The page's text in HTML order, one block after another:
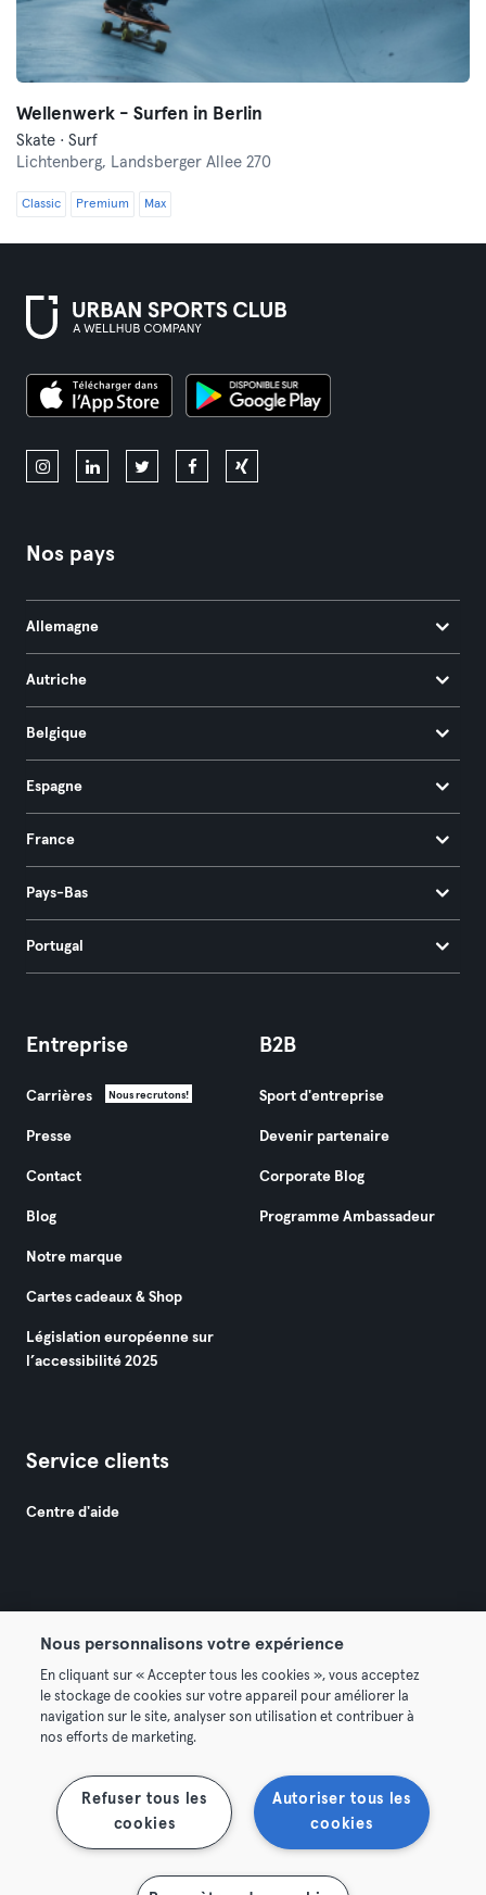
Wellenwerk - Surfen in Berlin
Skate · Surf
Lichtenberg, Landsberger Allee 270
Classic Premium Max
Nos pays
Allemagne
Autriche
Belgique
Espagne
France
Pays-Bas
Portugal
Entreprise
Carrières Nous recrutons!
Presse
Contact
Blog
Notre marque
Cartes cadeaux & Shop
Législation européenne sur
l’accessibilité 2025
B2B
Sport d'entreprise
Devenir partenaire
Corporate Blog
Programme Ambassadeur
Service clients
Centre d'aide
Conditions générales Politique de confidentialité
Mentions légales Résilier les contrats ici
Se rétracter ici
Nous personnalisons votre expérience
En cliquant sur « Accepter tous les cookies », vous acceptez
le stockage de cookies sur votre appareil pour améliorer la
navigation sur le site, analyser son utilisation et contribuer à
nos efforts de marketing.
Autoriser tous les
cookies
Refuser tous les
cookies